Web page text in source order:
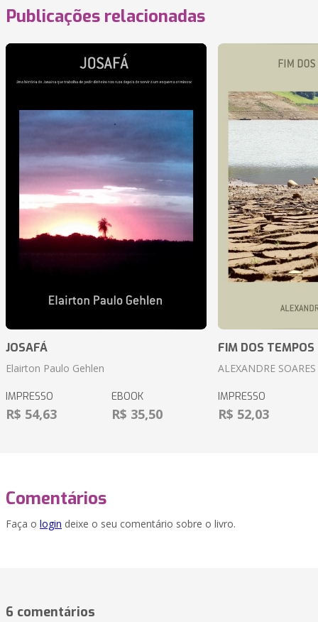
Publicações relacionadas
JOSAFÁ
Elairton Paulo Gehlen
IMPRESSO
R$ 54,63
EBOOK
R$ 35,50
FIM DOS TEMPOS
ALEXANDRE SOARES
IMPRESSO
R$ 52,03
Comentários
Faça o login deixe o seu comentário sobre o livro.
6 comentários